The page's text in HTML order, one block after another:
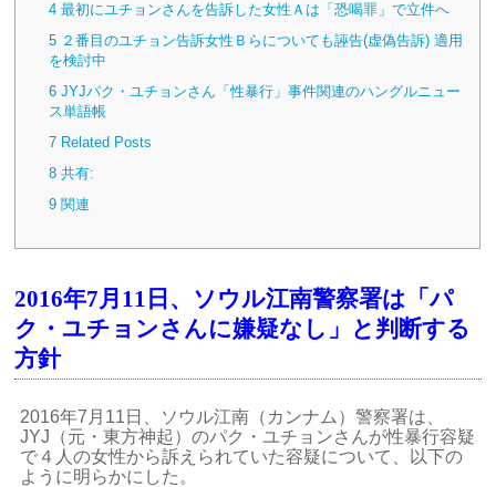
4 最初にユチョンさんを告訴した女性Ａは「恐喝罪」で立件へ
5 ２番目のユチョン告訴女性Ｂらについても誣告(虚偽告訴) 適用
を検討中
6 JYJパク・ユチョンさん「性暴行」事件関連のハングルニュー
ス単語帳
7 Related Posts
8 共有:
9 関連
2016年7月11日、ソウル江南警察署は「パ
ク・ユチョンさんに嫌疑なし」と判断する
方針
2016年7月11日、ソウル江南（カンナム）警察署は、
JYJ（元・東方神起）のパク・ユチョンさんが性暴行容疑
で４人の女性から訴えられていた容疑について、以下の
ように明らかにした。